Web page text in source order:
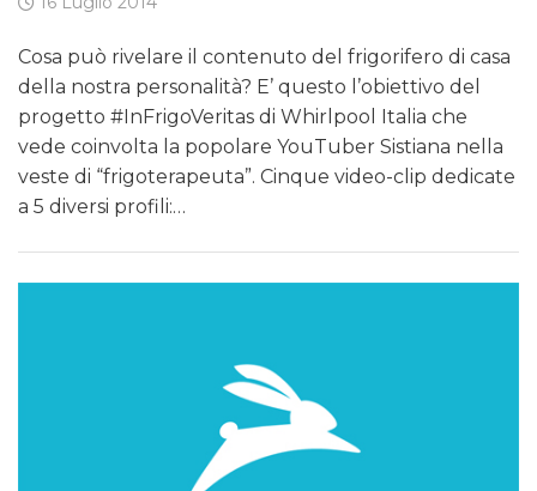
Cosa può rivelare il contenuto del frigorifero di casa
della nostra personalità? E’ questo l’obiettivo del
progetto #InFrigoVeritas di Whirlpool Italia che
vede coinvolta la popolare YouTuber Sistiana nella
veste di “frigoterapeuta”. Cinque video-clip dedicate
a 5 diversi profili:…